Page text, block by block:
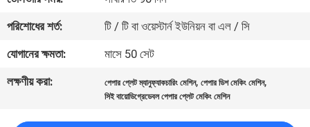
ভ্রমণ
মান
নিয়ন্ত্রণ
পরিশোধের শর্ত:
টি / টি বা ওয়েস্টার্ন ইউনিয়ন বা এল / সি
যোগানের ক্ষমতা:
মাসে 50 সেট
লক্ষণীয় করা:
পেপার প্লেট ম্যানুফ্যাকচারিং মেশিন,পেপার ডিশ মেকিং মেশিন,
সিই বায়োডিগ্রেডেবল পেপার প্লেট মেকিং মেশিন